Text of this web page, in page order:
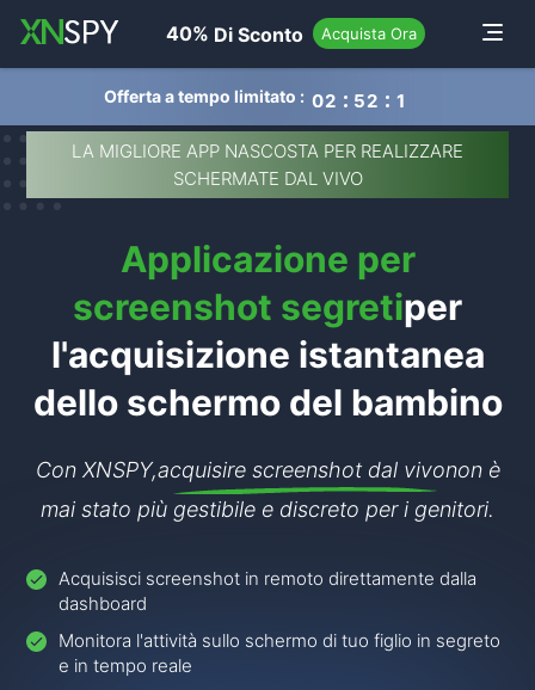
Toggle
navigation
40% Di Sconto Acquista Ora
Offerta a tempo limitato : 02 52 1
LA MIGLIORE APP NASCOSTA PER REALIZZARE
SCHERMATE DAL VIVO
Applicazione per
screenshot segretiper
l'acquisizione istantanea
dello schermo del bambino
Con XNSPY,acquisire screenshot dal vivonon è
mai stato più gestibile e discreto per i genitori.
Acquisisci screenshot in remoto direttamente dalla
dashboard
Monitora l'attività sullo schermo di tuo figlio in segreto
e in tempo reale